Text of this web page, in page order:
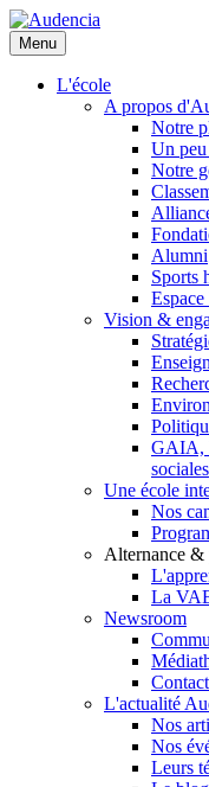
Aller
au
contenu
principal
Menu
L'école
A propos
Notre
Un
Notre
Alumni
Sports
Espace
Vision &
GAIA,
sociales
Une école
Nos
Alternance &
La
Newsroom
L'actualité
Nos
Nos
Leurs